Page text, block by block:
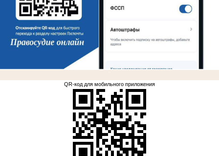
.
QR-код для мобильного приложения